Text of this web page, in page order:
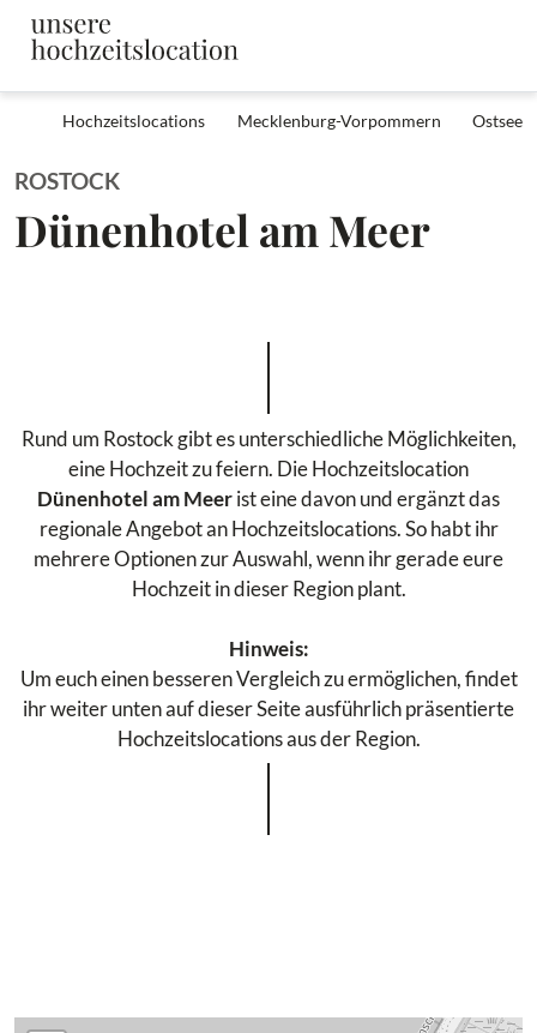
Hochzeitslocations Mecklenburg-Vorpommern Ostsee
ROSTOCK
Dünenhotel am Meer
Rund um Rostock gibt es unterschiedliche Möglichkeiten,
eine Hochzeit zu feiern. Die Hochzeitslocation
Dünenhotel am Meerist eine davon und ergänzt das
regionale Angebot an Hochzeitslocations. So habt ihr
mehrere Optionen zur Auswahl, wenn ihr gerade eure
Hochzeit in dieser Region plant.
Hinweis:
Um euch einen besseren Vergleich zu ermöglichen, findet
ihr weiter unten auf dieser Seite ausführlich präsentierte
Hochzeitslocations aus der Region.